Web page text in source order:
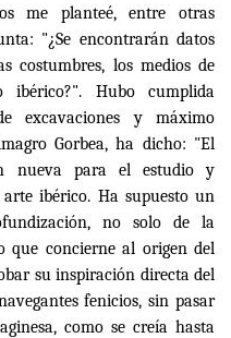
me planteé, entre otras
"¿Se encontrarán datos
costumbres, los medios de
Hubo cumplida
excavaciones y máximo
Gorbea, ha dicho: "El
nueva para el estudio y
ibérico. Ha supuesto un
no solo de la
que concierne al origen del
su inspiración directa del
fenicios, sin pasar
como se creía hasta